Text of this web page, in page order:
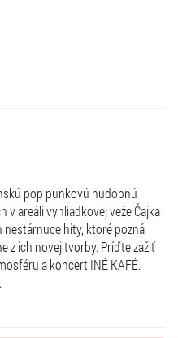
pop punkovú hudobnú
v areáli vyhliadkovej veže Čajka
nestárnuce hity, ktoré pozná
z ich novej tvorby. Príďte zažiť
a koncert INÉ KAFÉ.